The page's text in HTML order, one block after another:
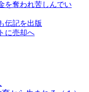
を奪われ苦しんでい
伝記を出版
に売却へ